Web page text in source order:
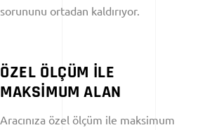
sorununu ortadan kaldırıyor.
ÖZEL ÖLÇÜM İLE
MAKSİMUM ALAN
Aracınıza özel ölçüm ile maksimum